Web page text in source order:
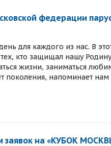
федерации
для каждого из нас. В
кто защищал нашу
жизни, заниматься
поколения, напоминает
заявок на «КУБОК